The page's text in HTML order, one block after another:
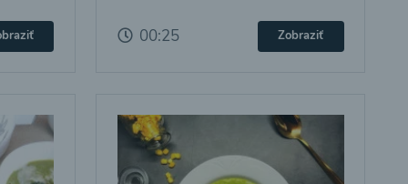
00:25 Zobraziť